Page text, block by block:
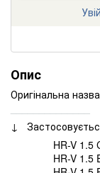
Опис
Оригінальна
↓
HR-V 1.5
HR-V 1.5